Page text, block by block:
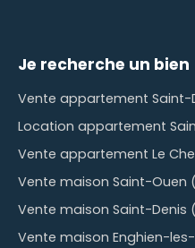
Je recherche un bien
Vente appartement Saint-
Location appartement
Vente appartement Le
Vente maison Saint-Ouen
Vente maison Saint-Denis
Vente maison Enghien-